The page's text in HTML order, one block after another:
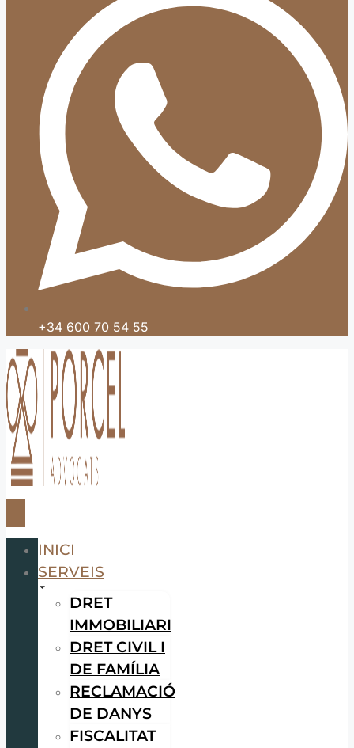
+34 600 70 54 55
INICI
SERVEIS
DRET
IMMOBILIARI
DRET CIVIL I
DE FAMÍLIA
RECLAMACIÓ
DE DANYS
FISCALITAT